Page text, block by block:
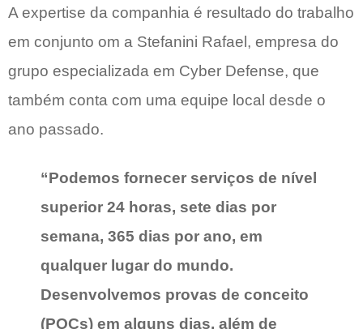
A expertise da companhia é resultado do trabalho
em conjunto om a Stefanini Rafael, empresa do
grupo especializada em Cyber ​​Defense, que
também conta com uma equipe local desde o
ano passado.
“Podemos fornecer serviços de nível
superior 24 horas, sete dias por
semana, 365 dias por ano, em
qualquer lugar do mundo.
Desenvolvemos provas de conceito
(POCs) em alguns dias, além de